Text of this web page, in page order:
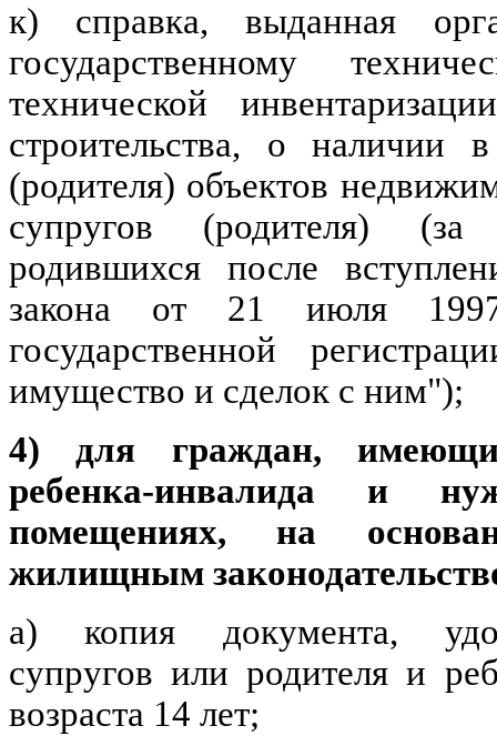
к) справка, выданная
государственному
технической
строительства, о наличии
(родителя) объектов
супругов (родителя) (за
родившихся после
закона от 21 июля
государственной
имущество и сделок с ним");
4) для граждан, имеющих
ребенка-инвалида и
помещениях, на
жилищным
а) копия документа,
супругов или родителя и
возраста 14 лет;